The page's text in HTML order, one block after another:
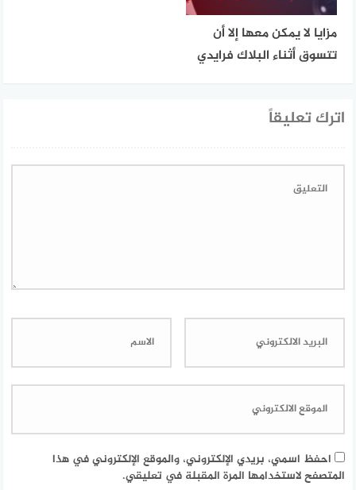
مزايا لا يمكن معها إلا أن
تتسوق أثناء البلاك فرايدي
اترك تعليقاً
احفظ اسمي، بريدي الإلكتروني، والموقع الإلكتروني في هذا
المتصفح لاستخدامها المرة المقبلة في تعليقي.